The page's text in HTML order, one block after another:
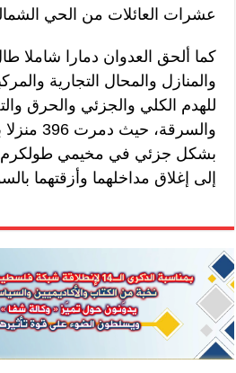
عشرات العائلات من الحي
كما ألحق العدوان دمارا شاملا طال
والمنازل والمحال التجارية
للهدم الكلي والجزئي والحرق
بشكل جزئي في مخيمي
إلى إغلاق مداخلهما وأزقتهما